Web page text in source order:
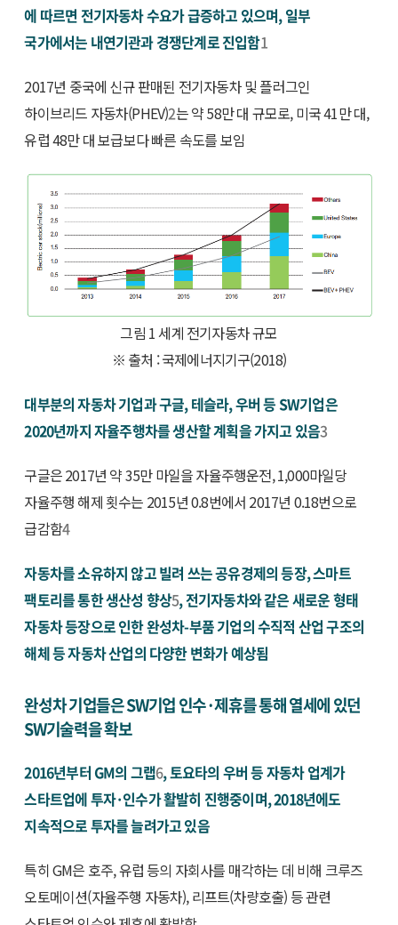
에 따르면 전기자동차 수요가 급증하고 있으며, 일부
국가에서는 내연기관과 경쟁단계로 진입함1
2017년 중국에 신규 판매된 전기자동차 및 플러그인
하이브리드 자동차(PHEV)2는 약 58만 대 규모로, 미국 41만 대,
유럽 48만 대 보급보다 빠른 속도를 보임
그림 1 세계 전기자동차 규모
※ 출처 : 국제에너지기구(2018)
대부분의 자동차 기업과 구글, 테슬라, 우버 등 SW기업은
2020년까지 자율주행차를 생산할 계획을 가지고 있음3
구글은 2017년 약 35만 마일을 자율주행운전, 1,000마일당
자율주행 해제 횟수는 2015년 0.8번에서 2017년 0.18번으로
급감함4
자동차를 소유하지 않고 빌려 쓰는 공유경제의 등장, 스마트
팩토리를 통한 생산성 향상5, 전기자동차와 같은 새로운 형태
자동차 등장으로 인한 완성차-부품 기업의 수직적 산업 구조의
해체 등 자동차 산업의 다양한 변화가 예상됨
완성차 기업들은 SW기업 인수·제휴를 통해 열세에 있던
SW기술력을 확보
2016년부터 GM의 그랩6, 토요타의 우버 등 자동차 업계가
스타트업에 투자·인수가 활발히 진행중이며, 2018년에도
지속적으로 투자를 늘려가고 있음
특히 GM은 호주, 유럽 등의 자회사를 매각하는 데 비해 크루즈
오토메이션(자율주행 자동차), 리프트(차량호출) 등 관련